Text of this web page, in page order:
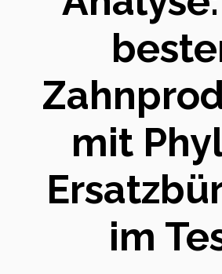
mit
im